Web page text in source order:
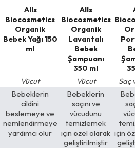
Alls
Biocosmetics
Organik
Bebek Yağı 150
ml
Alls
Biocosmetics
Organik
Lavantalı
Bebek
Şampuanı
350 ml
Vücut Vücut
Saç
Bebeklerin
cildini
beslemeye ve
nemlendirmeye
yardımcı olur
Bebeklerin
saçını ve
vücudunu
temizlemek
için özel olarak
geliştirilmiştir
için